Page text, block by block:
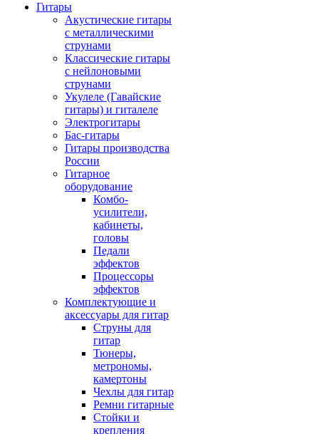
Гитары
Акустические гитары
с металлическими
струнами
Классические гитары
с нейлоновыми
струнами
Укулеле (Гавайские
гитары) и гиталеле
Электрогитары
Бас-гитары
Гитары производства
России
Гитарное
оборудование
Комбо-
усилители,
кабинеты,
головы
Педали
эффектов
Процессоры
эффектов
Комплектующие и
аксессуары для гитар
Струны для
гитар
Тюнеры,
метрономы,
камертоны
Чехлы для гитар
Ремни гитарные
Стойки и
крепления